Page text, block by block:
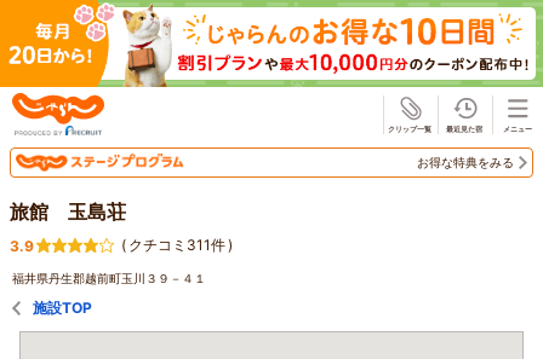
お得な特典をみる
旅館 玉島荘
3.9 ( クチコミ311件)
福井県丹生郡越前町玉川３９－４１
施設TOP